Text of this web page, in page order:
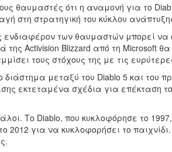
θαυμαστές ότι η αναμονή για το
στη στρατηγική του κύκλου
ενδιαφέρον των θαυμαστών μπορεί
της Activision Blizzard από τη
τους στόχους της με τις
διάστημα μεταξύ του Diablo 5 και
εκτεταμένα σχέδια για επέκταση
Το Diablo, που κυκλοφόρησε το
2012 για να κυκλοφορήσει το